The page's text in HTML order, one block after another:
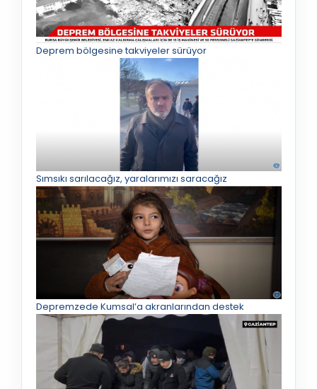
Deprem bölgesine takviyeler sürüyor
Sımsıkı sarılacağız, yaralarımızı saracağız
Depremzede Kumsal’a akranlarından destek